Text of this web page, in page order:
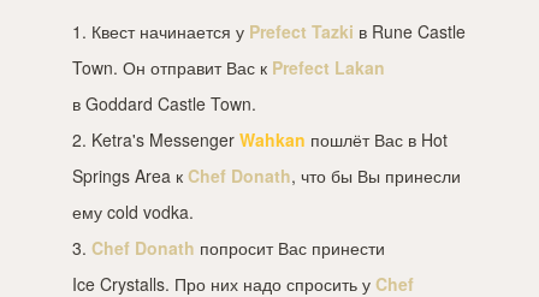
1. Квест начинается у Prefect Tazki в Rune Castle
Town. Он отправит Вас к Prefect Lakan
в Goddard Castle Town.
2. Ketra's Messenger Wahkan пошлёт Вас в Hot
Springs Area к Chef Donath, что бы Вы принесли
ему cold vodka.
3. Chef Donath попросит Вас принести
Ice Crystalls. Про них надо спросить у Chef